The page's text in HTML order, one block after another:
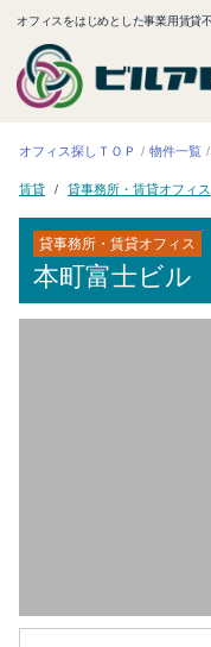
オフィスをはじめとした事業用賃貸
オフィス探しＴＯＰ 物件一覧
賃貸 貸事務所・賃貸オフィス
貸事務所・賃貸オフィス
本町富士ビル